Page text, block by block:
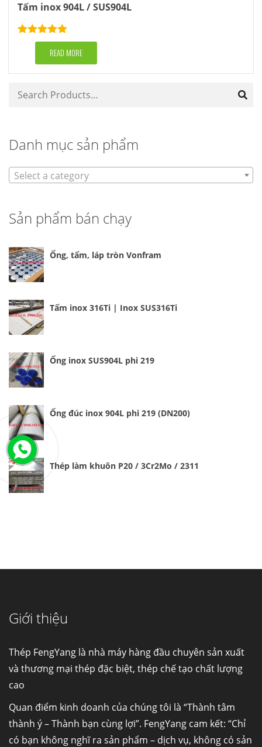
Tấm inox 904L / SUS904L
Rated5.00
out of 5READ MORE
Danh mục sản phẩm
Select a category
Sản phẩm bán chạy
Ống, tấm, láp tròn Vonfram
Tấm inox 316Ti | Inox SUS316Ti
Ống inox SUS904L phi 219
Ống đúc inox 904L phi 219 (DN200)
Thép làm khuôn P20 / 3Cr2Mo / 2311
Giới thiệu
Thép FengYang là nhà máy hàng đầu chuyên sản xuất
và thương mại thép đặc biệt, thép chế tạo chất lượng
cao
Quan điểm kinh doanh của chúng tôi là “Thành tâm
thành ý – Thành bạn cùng lợi”. FengYang cam kết: “Chỉ
có bạn không nghĩ ra sản phẩm – dịch vụ, không có sản
Ống đúc kéo nguội là gì? Ống...
Fengyang là một trong những nhà
máy...